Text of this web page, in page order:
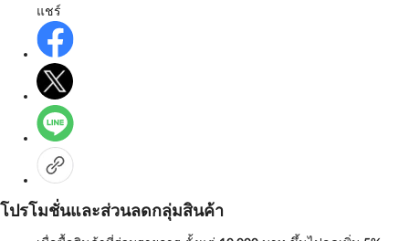
แชร์
โปรโมชั่นและส่วนลดกลุ่มสินค้า